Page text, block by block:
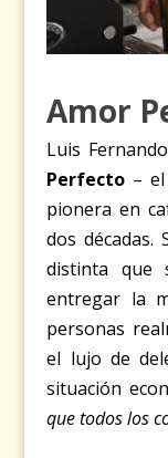
Amor
Luis
Perfecto –
pionera en
dos décadas.
distinta que
entregar la
personas
el lujo de
situación
que todos los